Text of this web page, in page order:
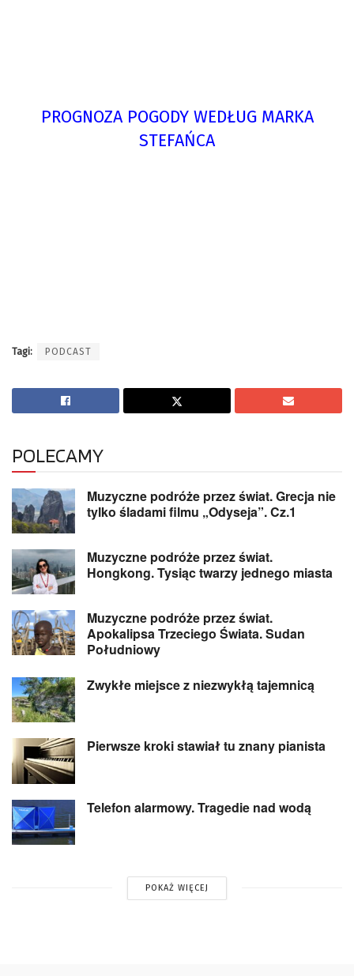
PROGNOZA POGODY WEDŁUG MARKA
STEFAŃCA
Tagi: PODCAST
POLECAMY
Muzyczne podróże przez świat. Grecja nie
tylko śladami filmu „Odyseja”. Cz.1
Muzyczne podróże przez świat.
Hongkong. Tysiąc twarzy jednego miasta
Muzyczne podróże przez świat.
Apokalipsa Trzeciego Świata. Sudan
Południowy
Zwykłe miejsce z niezwykłą tajemnicą
Pierwsze kroki stawiał tu znany pianista
Telefon alarmowy. Tragedie nad wodą
POKAŻ WIĘCEJ